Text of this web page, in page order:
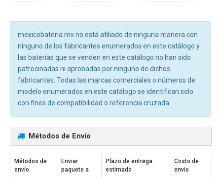
mexicobateria.mx no está afiliado de ninguna manera con
ninguno de los fabricantes enumerados en este catálogo y
las baterías que se venden en este catálogo no han sido
patrocinadas ni aprobadas por ninguno de dichos
fabricantes. Todas las marcas comerciales o números de
modelo enumerados en este catálogo se identifican solo
con fines de compatibilidad o referencia cruzada.
Métodos de Envío
Métodos de
envío
Enviar
paquete a
Plazo de entrega
estimado
Costo de
envío